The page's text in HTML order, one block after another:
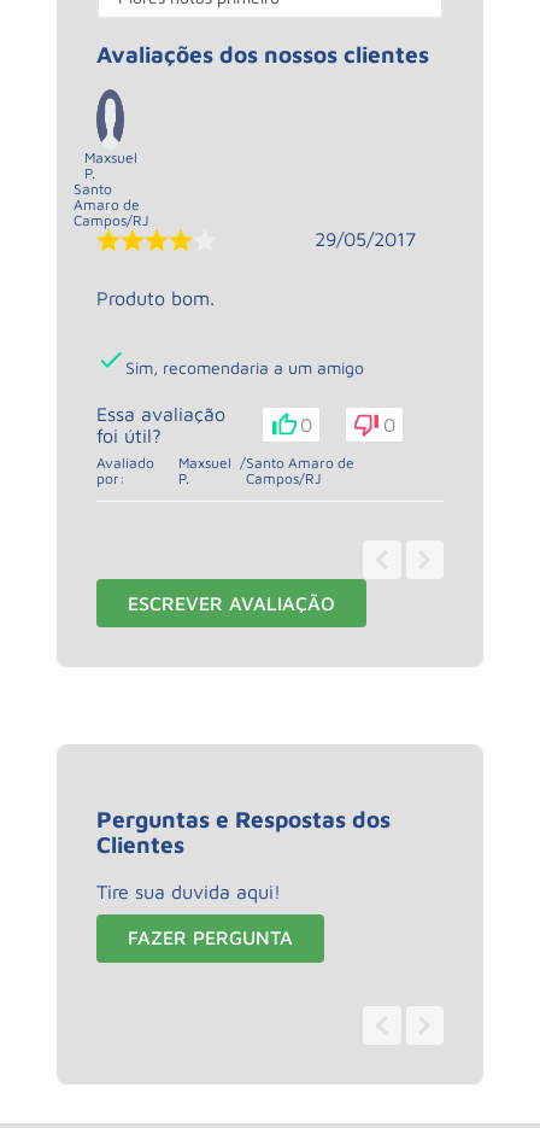
Avaliações dos nossos clientes
Maxsuel
P.
Santo
Amaro de
Campos/RJ
29/05/2017
Produto bom.
Sim, recomendaria a um amigo
Essa avaliação
foi útil?
0 0
Avaliado
por:
Maxsuel
P.
/Santo Amaro de
Campos/RJ
ESCREVER AVALIAÇÃO
Perguntas e Respostas dos
Clientes
Tire sua duvida aqui!
FAZER PERGUNTA